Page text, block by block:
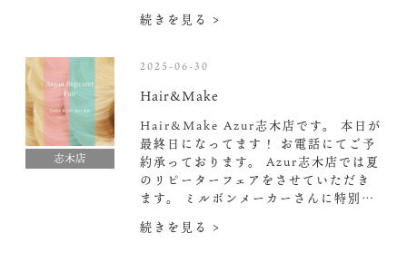
続きを見る >
志木店
2025-06-30
Hair&Make
Hair&Make Azur志木店です。 本日が
最終日になってます！ お電話にてご予
約承っております。 Azur志木店では夏
のリピーターフェアをさせていただき
ます。 ミルボンメーカーさんに特別…
続きを見る >